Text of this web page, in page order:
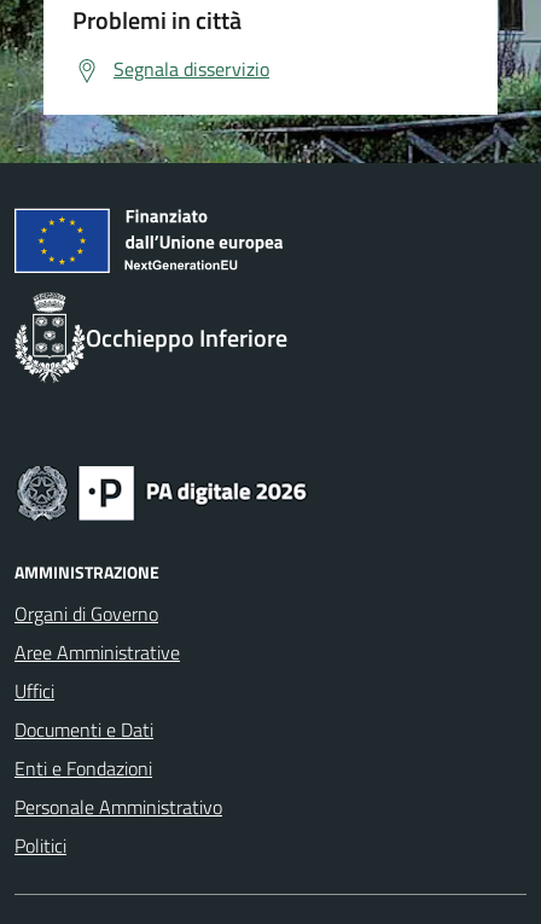
Problemi in città
Segnala disservizio
Occhieppo Inferiore
AMMINISTRAZIONE
Organi di Governo
Aree Amministrative
Uffici
Documenti e Dati
Enti e Fondazioni
Personale Amministrativo
Politici